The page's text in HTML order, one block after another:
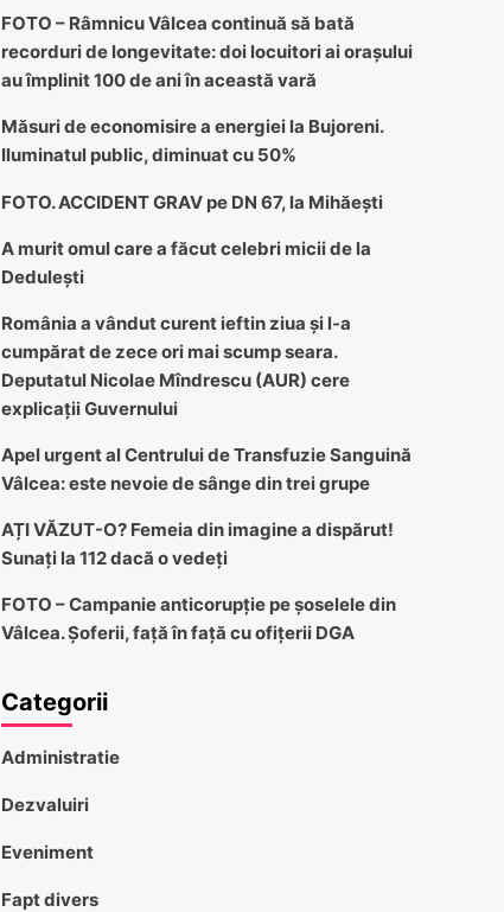
FOTO – Râmnicu Vâlcea continuă să bată
recorduri de longevitate: doi locuitori ai orașului
au împlinit 100 de ani în această vară
Măsuri de economisire a energiei la Bujoreni.
Iluminatul public, diminuat cu 50%
FOTO. ACCIDENT GRAV pe DN 67, la Mihăești
A murit omul care a făcut celebri micii de la
Dedulești
România a vândut curent ieftin ziua și l-a
cumpărat de zece ori mai scump seara.
Deputatul Nicolae Mîndrescu (AUR) cere
explicații Guvernului
Apel urgent al Centrului de Transfuzie Sanguină
Vâlcea: este nevoie de sânge din trei grupe
AȚI VĂZUT-O? Femeia din imagine a dispărut!
Sunați la 112 dacă o vedeți
FOTO – Campanie anticorupție pe șoselele din
Vâlcea. Șoferii, față în față cu ofițerii DGA
Categorii
Administratie
Dezvaluiri
Eveniment
Fapt divers